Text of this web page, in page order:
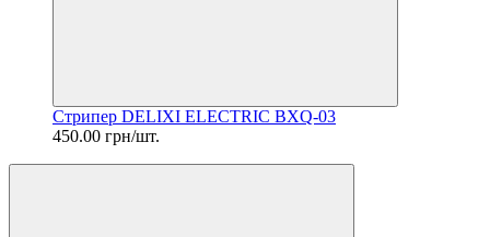
Стрипер DELIXI ELECTRIC BXQ-03
450.00 грн/шт.